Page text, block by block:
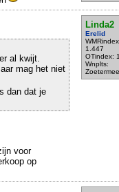
Linda2
Erelid
1.447
OTindex:
Wnplts:
al kwijt.
mag het niet
dan dat je
voor
op